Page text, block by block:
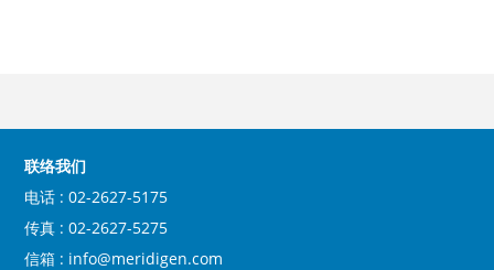
联络我们
电话 : 02-2627-5175
传真 : 02-2627-5275
信箱 : info@meridigen.com